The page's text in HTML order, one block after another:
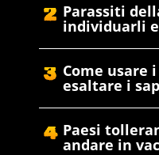
Parassiti
individuarli
Come usare
esaltare i
Paesi
andare in